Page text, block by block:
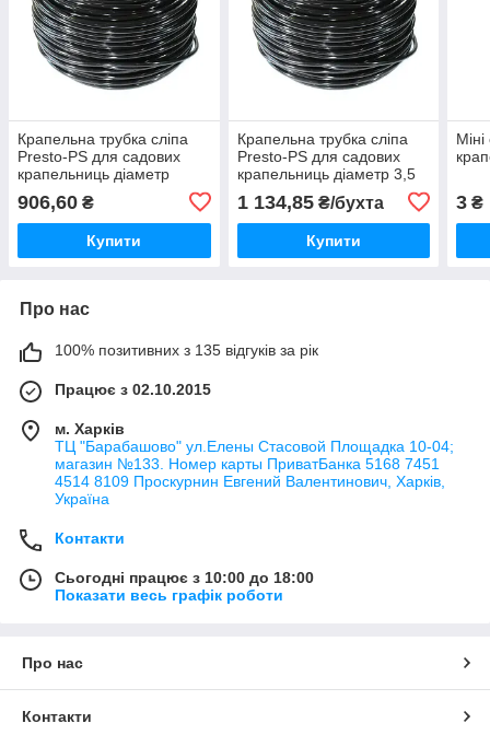
Крапельна трубка сліпа
Presto-PS для садових
крапельниць діаметр
3,5*0,7 мм, довжина 200 м
(PVH 35B 07)
906,60 ₴
Купити
Крапельна трубка сліпа
Presto-PS для садових
крапельниць діаметр 3,5
мм, довжина 200 м (PVH
3B)
1 134,85₴/бухта
Купити
3 ₴
Про нас
100% позитивних з 135 відгуків за рік
Працює з 02.10.2015
м. Харків
ТЦ "Барабашово" ул.Елены Стасовой Площадка 10-04;
магазин №133. Номер карты ПриватБанка 5168 7451
4514 8109 Проскурнин Евгений Валентинович, Харків,
Україна
Контакти
Сьогодні працює з 10:00 до 18:00
Показати весь графік роботи
Про нас
Контакти